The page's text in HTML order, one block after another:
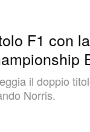
F1 con la
il doppio
Norris.